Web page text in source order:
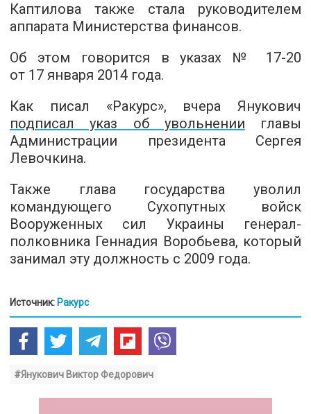
Каптилова также стала руководителем
аппарата Министерства финансов.
Об этом говорится в указах № 17-20
от 17 января 2014 года.
Как писал «Ракурс», вчера Янукович
подписал указ об увольнении главы
Администрации президента Сергея
Левочкина.
Также глава государства уволил
командующего Сухопутных войск
Вооруженных сил Украины генерал-
полковника Геннадия Воробьева, который
занимал эту должность с 2009 года.
Источник: Ракурс
#Янукович Виктор Федорович